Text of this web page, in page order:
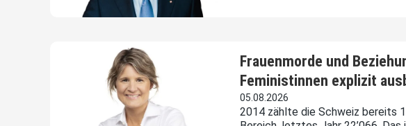
Frauenmorde und
Feministinnen explizit
05.08.2026
2014 zählte die Schweiz bereits